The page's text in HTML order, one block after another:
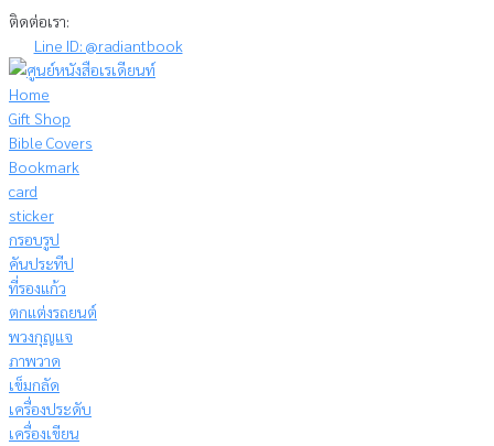
Skip
content
ติดต่อเรา:
Line ID: @radiantbook
Home
Gift Shop
Bible Covers
Bookmark
card
sticker
กรอบรูป
คันประทีป
ที่รองแก้ว
ตกแต่งรถยนต์
พวงกุญแจ
ภาพวาด
เข็มกลัด
เครื่องประดับ
เครื่องเขียน